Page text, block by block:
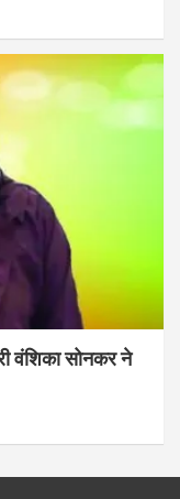
वंशिका सोनकर ने